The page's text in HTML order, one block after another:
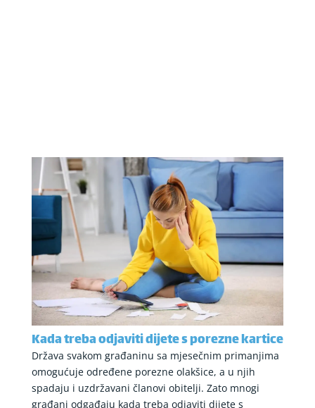
Kada treba odjaviti dijete s porezne kartice
Država svakom građaninu sa mjesečnim primanjima
omogućuje određene porezne olakšice, a u njih
spadaju i uzdržavani članovi obitelji. Zato mnogi
građani odgađaju kada treba odjaviti dijete s